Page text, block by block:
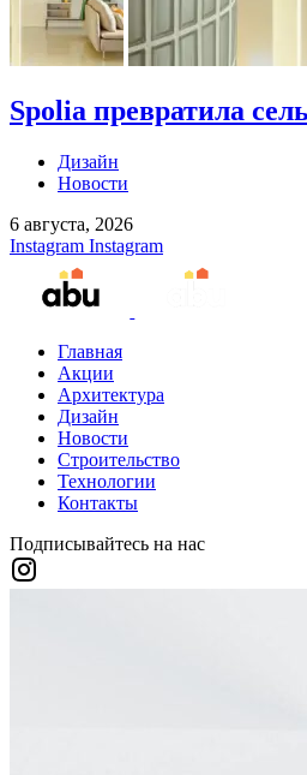
Spolia превратила
Дизайн
Новости
6 августа, 2026
Instagram Instagram
Главная
Акции
Архитектура
Дизайн
Новости
Строительство
Технологии
Контакты
Подписывайтесь на нас